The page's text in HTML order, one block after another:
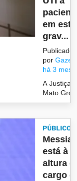
em
grav...
Publicado
por
há 3
A Justiça
Mato
PÚBLICO
está à
altura
cargo e